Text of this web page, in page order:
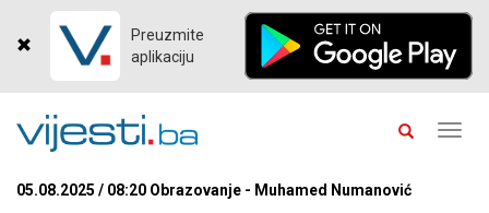
Preuzmite
aplikaciju
05.08.2025 / 08:20 Obrazovanje - Muhamed Numanović